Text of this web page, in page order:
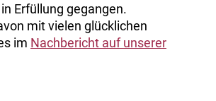
Erfüllung gegangen.
mit vielen glücklichen
im Nachbericht auf unserer